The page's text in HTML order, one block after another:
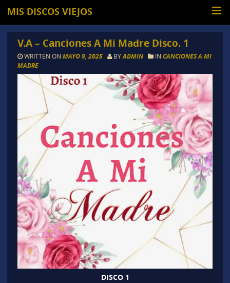
MIS DISCOS VIEJOS
V.A – Canciones A Mi Madre Disco. 1
WRITTEN ON MAYO 9, 2025 BYADMIN IN CANCIONES A MI
MADRE
DISCO 1